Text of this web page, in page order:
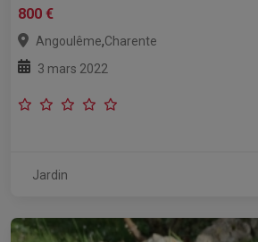
800 €
Angoulême,Charente
3 mars 2022
Jardin